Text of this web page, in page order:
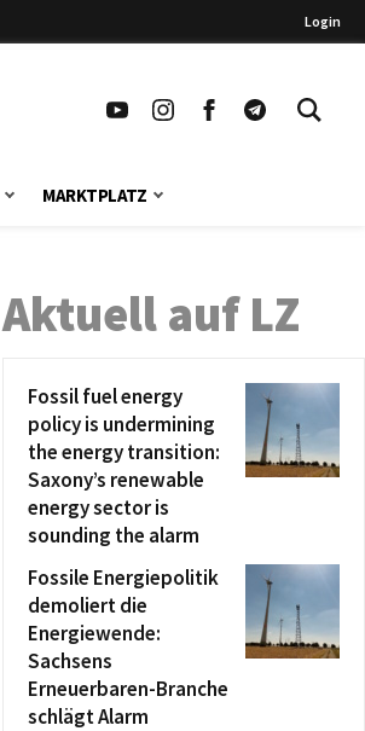
Login
MARKTPLATZ
Aktuell auf LZ
Fossil fuel energy
policy is undermining
the energy transition:
Saxony’s renewable
energy sector is
sounding the alarm
Fossile Energiepolitik
demoliert die
Energiewende:
Sachsens
Erneuerbaren-Branche
schlägt Alarm